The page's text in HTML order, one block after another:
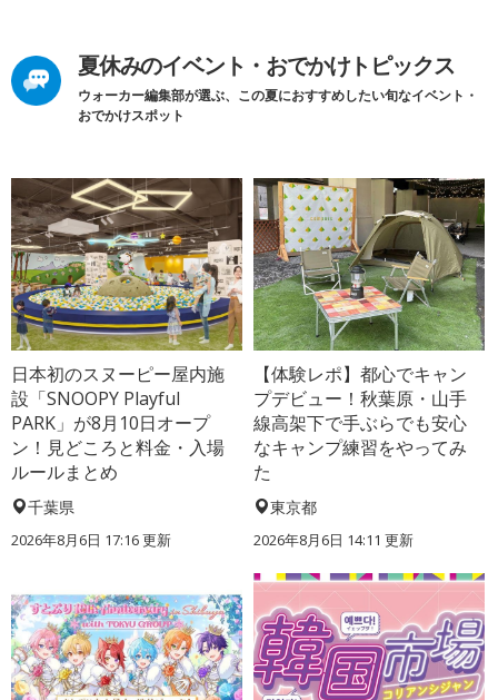
夏休みのイベント・おでかけトピックス
ウォーカー編集部が選ぶ、この夏におすすめしたい旬なイベント・
おでかけスポット
日本初のスヌーピー屋内施
設「SNOOPY Playful
PARK」が8月10日オープ
ン！見どころと料金・入場
ルールまとめ
千葉県
2026年8月6日 17:16更新
【体験レポ】都心でキャン
プデビュー！秋葉原・山手
線高架下で手ぶらでも安心
なキャンプ練習をやってみ
た
東京都
2026年8月6日 14:11 更新